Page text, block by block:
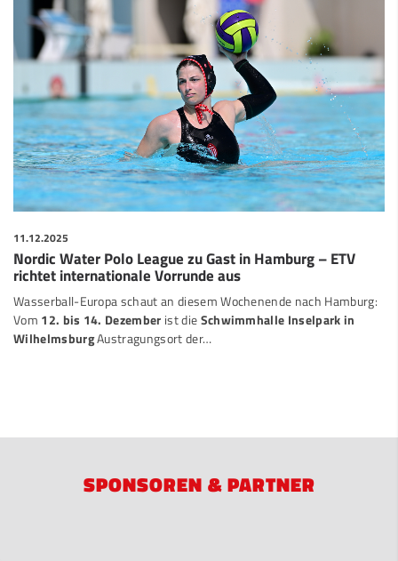
11.12.2025
Nordic Water Polo League zu Gast in Hamburg – ETV
richtet internationale Vorrunde aus
Wasserball-Europa schaut an diesem Wochenende nach Hamburg:
Vom 12. bis 14. Dezember ist dieSchwimmhalle Inselpark in
WilhelmsburgAustragungsort der…
SPONSOREN & PARTNER